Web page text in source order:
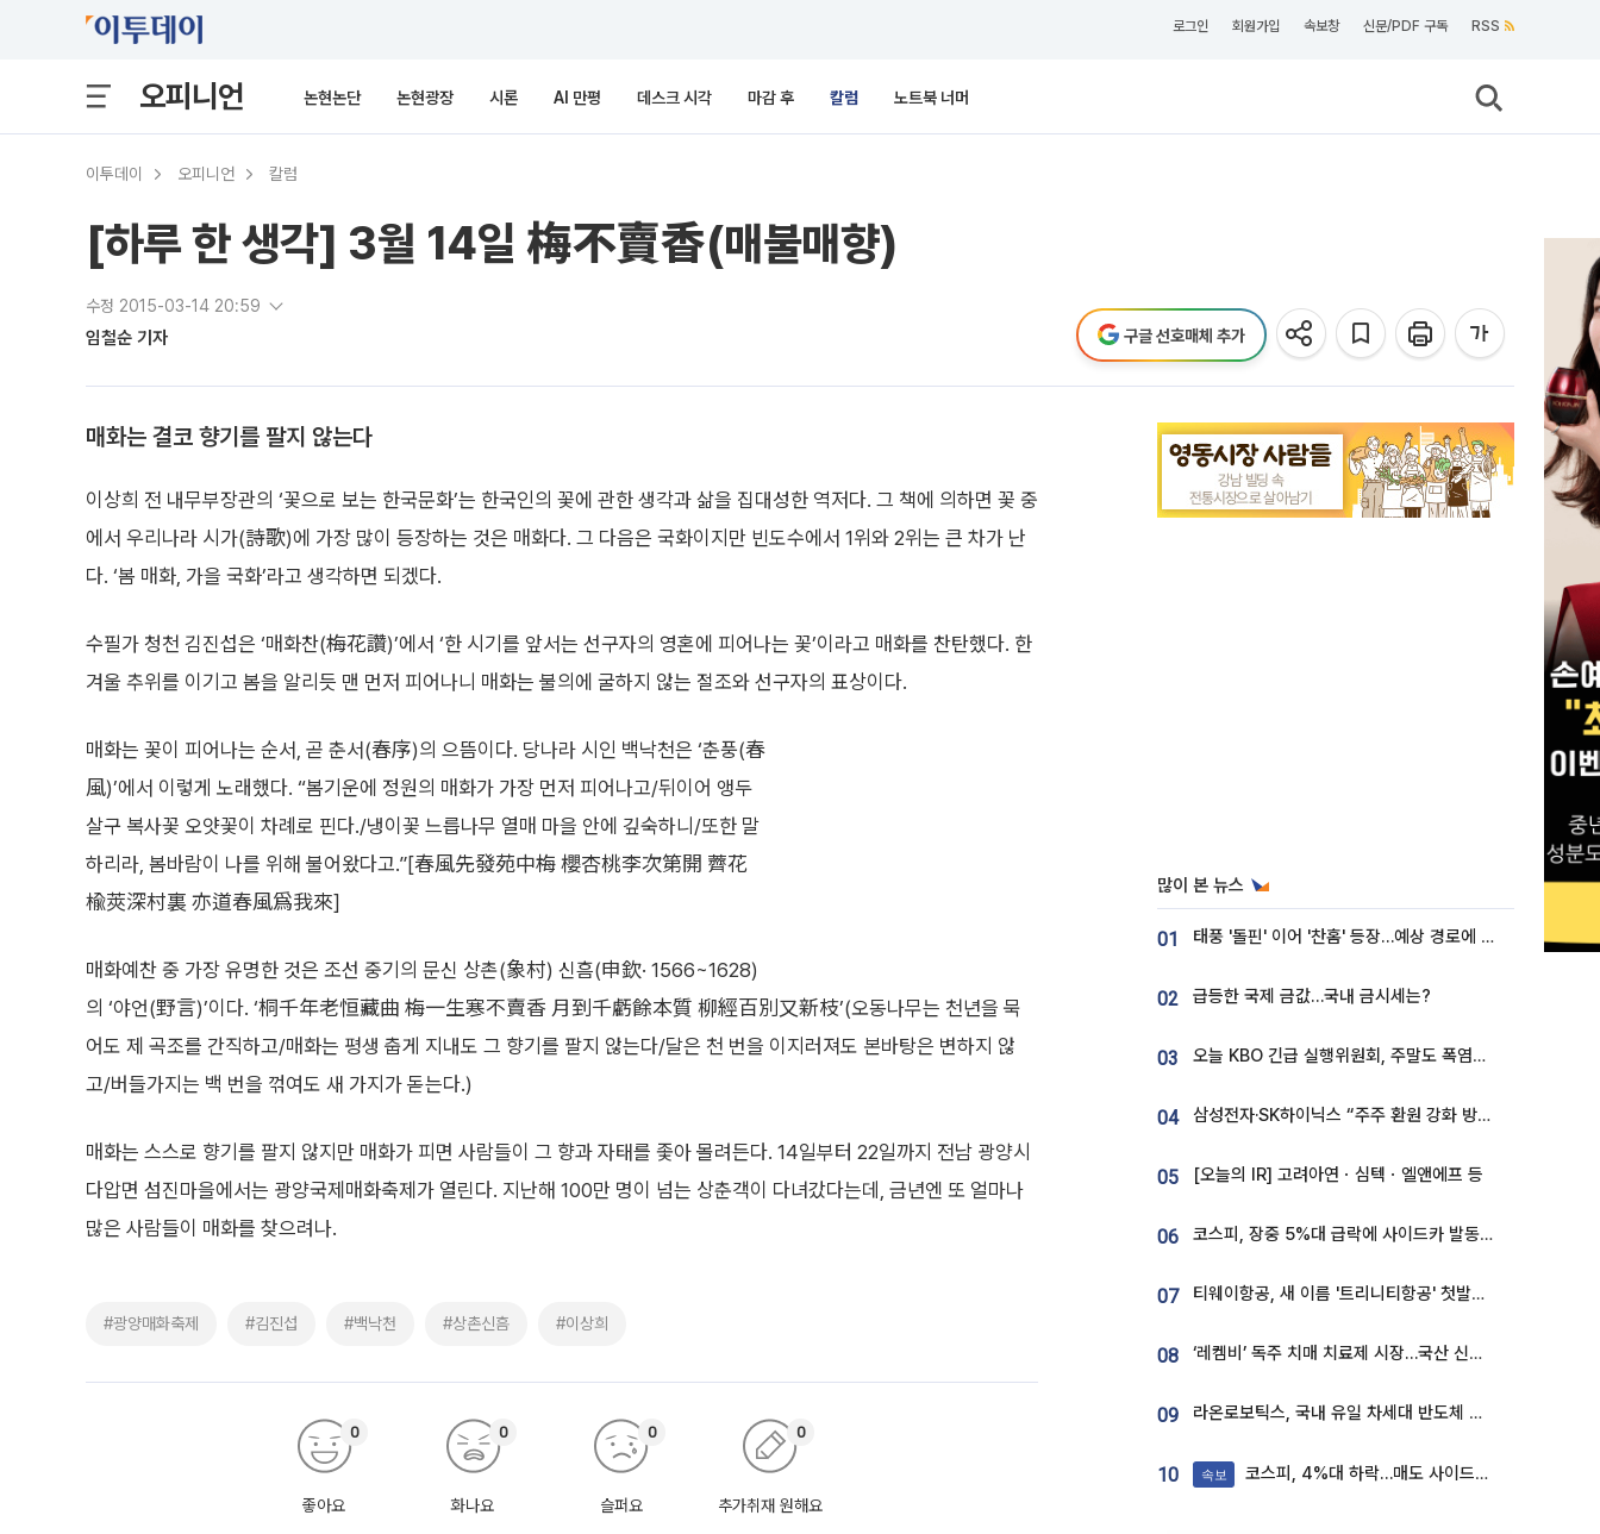
로그인 회원가입 속보창 신문/PDF 구독 RSS
오피니언 논현논단 논현광장 시론 AI 만평 데스크 시각 마감 후 칼럼 노트북 너머
이투데이 오피니언 칼럼
[하루 한 생각] 3월 14일 梅不賣香(매불매향)
수정 2015-03-14 20:59
임철순 기자 구글 선호매체 추가
매화는 결코 향기를 팔지 않는다
이상희 전 내무부장관의 ‘꽃으로 보는 한국문화’는 한국인의 꽃에 관한 생각과 삶을 집대성한 역저다. 그 책에 의하면 꽃 중
에서 우리나라 시가(詩歌)에 가장 많이 등장하는 것은 매화다. 그 다음은 국화이지만 빈도수에서 1위와 2위는 큰 차가 난
다. ‘봄 매화, 가을 국화’라고 생각하면 되겠다.
수필가 청천 김진섭은 ‘매화찬(梅花讚)’에서 ‘한 시기를 앞서는 선구자의 영혼에 피어나는 꽃’이라고 매화를 찬탄했다. 한
겨울 추위를 이기고 봄을 알리듯 맨 먼저 피어나니 매화는 불의에 굴하지 않는 절조와 선구자의 표상이다.
매화는 꽃이 피어나는 순서, 곧 춘서(春序)의 으뜸이다. 당나라 시인 백낙천은 ‘춘풍(春
風)’에서 이렇게 노래했다. “봄기운에 정원의 매화가 가장 먼저 피어나고/뒤이어 앵두
살구 복사꽃 오얏꽃이 차례로 핀다./냉이꽃 느릅나무 열매 마을 안에 깊숙하니/또한 말
하리라, 봄바람이 나를 위해 불어왔다고.”[春風先發苑中梅 櫻杏桃李次第開 薺花
楡莢深村裏 亦道春風爲我來]
매화예찬 중 가장 유명한 것은 조선 중기의 문신 상촌(象村) 신흠(申欽· 1566~1628)
의 ‘야언(野言)’이다. ‘桐千年老恒藏曲 梅一生寒不賣香 月到千虧餘本質 柳經百別又新枝’(오동나무는 천년을 묵
어도 제 곡조를 간직하고/매화는 평생 춥게 지내도 그 향기를 팔지 않는다/달은 천 번을 이지러져도 본바탕은 변하지 않
고/버들가지는 백 번을 꺾여도 새 가지가 돋는다.)
매화는 스스로 향기를 팔지 않지만 매화가 피면 사람들이 그 향과 자태를 좇아 몰려든다. 14일부터 22일까지 전남 광양시
다압면 섬진마을에서는 광양국제매화축제가 열린다. 지난해 100만 명이 넘는 상춘객이 다녀갔다는데, 금년엔 또 얼마나
많은 사람들이 매화를 찾으려나.
#광양매화축제 #김진섭 #백낙천 #상촌신흠 #이상희
좋아요
0
화나요
0
슬퍼요
0
추가취재 원해요
0
많이 본 뉴스
01 태풍 '돌핀' 이어 '찬홈' 등장…예상 경로에 한국 '한숨'
02 급등한 국제 금값…국내 금시세는?
03 오늘 KBO 긴급 실행위원회, 주말도 폭염취소 될까
04 삼성전자·SK하이닉스 “주주 환원 강화 방안 마련”
05 [오늘의 IR] 고려아연ㆍ심텍ㆍ엘앤에프 등
06 코스피, 장중 5%대 급락에 사이드카 발동…삼성·SK 동반 폭락
07 티웨이항공, 새 이름 '트리니티항공' 첫발…SSC 전략 본격화
08 ‘레켐비’ 독주 치매 치료제 시장…국산 신약 등장하나
09 라온로보틱스, 국내 유일 차세대 반도체 공정 로봇 개발 ‘고객사 테스트 진행’
10 속보 코스피, 4%대 하락…매도 사이드카 발동